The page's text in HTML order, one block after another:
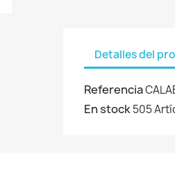
Detalles del
Referencia
En stock505